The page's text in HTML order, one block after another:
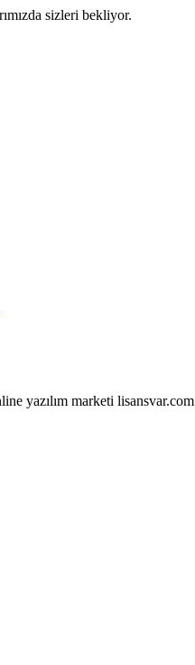
sizleri bekliyor.
yazılım marketi lisansvar.com